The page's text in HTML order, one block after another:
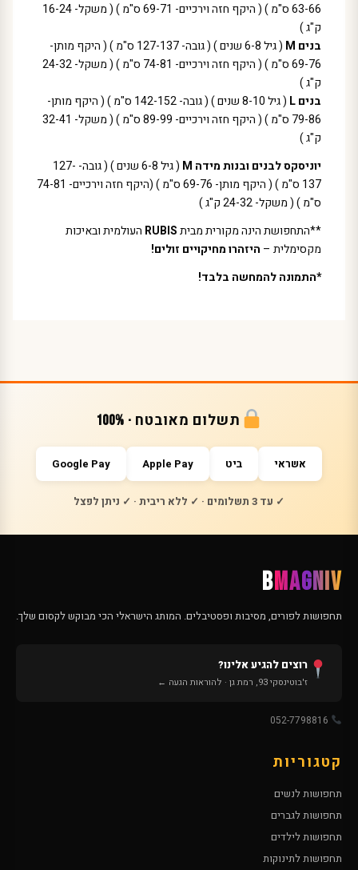
63-66 ס"מ ) ( היקף חזה וירכיים- 69-71 ס"מ ) ( משקל- 16-24
ק"ג )
בנים M
( גיל 6-8 שנים ) ( גובה- 127-137 ס"מ ) ( היקף מותן-
69-76 ס"מ ) ( היקף חזה וירכיים- 74-81 ס"מ ) ( משקל- 24-32
ק"ג )
בנים L
( גיל 8-10 שנים ) ( גובה- 142-152 ס"מ ) ( היקף מותן-
79-86 ס"מ ) ( היקף חזה וירכיים- 89-99 ס"מ ) ( משקל- 32-41
ק"ג )
יוניסקס לבנים ובנות מידה M
( גיל 6-8 שנים ) ( גובה- 127-
137 ס"מ ) ( היקף מותן- 69-76 ס"מ ) (היקף חזה וירכיים- 74-81
ס"מ ) ( משקל- 24-32 ק"ג )
**התחפושת הינה מקורית מביתRUBIS העולמית ובאיכות
מקסימלית – היזהרו מחיקויים זולים!
*התמונה להמחשה בלבד!
תשלום מאובטח · 100%
אשראי ביט Apple Pay
Google Pay
✓ עד 3 תשלומים · ✓ ללא ריבית · ✓ ניתן לפצל
BMAGNIV
תחפושות לפורים, מסיבות ופסטיבלים. המותג הישראלי הכי מבוקש לקסום שלך.
רוצים להגיע אלינו?
ז'בוטינסקי 93, רמת גן · להוראות הגעה ←
קטגוריות
תחפושות לנשים
תחפושות לגברים
תחפושות לילדים
תחפושות לתינוקות